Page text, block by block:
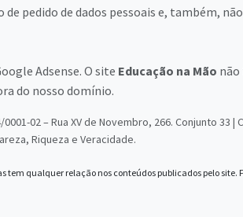
de pedido de dados pessoais e, também,
Adsense. O site Educação na Mão
do nosso domínio.
02 – Rua XV de Novembro, 266. Conjunto
Riqueza e Veracidade.
qualquer relação nos conteúdos publicados pelo site.